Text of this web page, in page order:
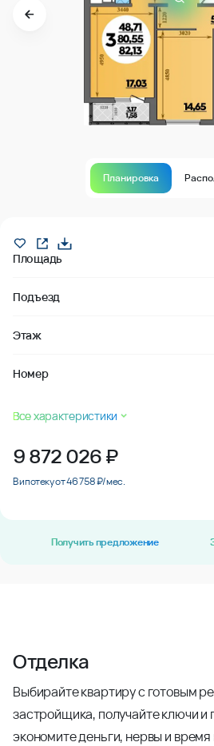
Планировка
Площадь
Подъезд
Этаж
Номер
Все характеристики
9 872 026₽
В ипотеку от 46 758 ₽/мес.
Получить предложение
Отделка
Выбирайте квартиру с готовым
застройщика, получайте ключи
экономите деньги, нервы и время